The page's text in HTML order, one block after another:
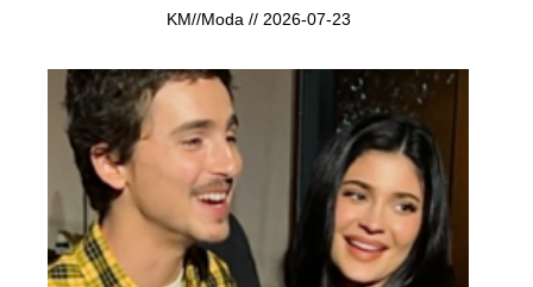
KM//Moda // 2026-07-23